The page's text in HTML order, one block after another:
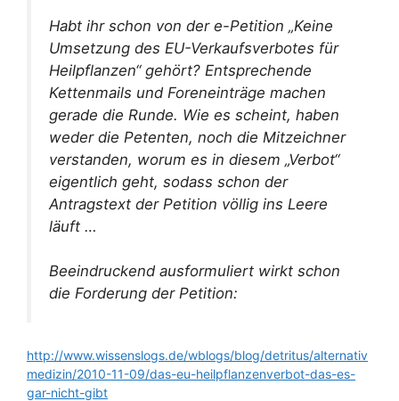
Habt ihr schon von der e-Petition „Keine
Umsetzung des EU-Verkaufsverbotes für
Heilpflanzen“ gehört? Entsprechende
Kettenmails und Foreneinträge machen
gerade die Runde. Wie es scheint, haben
weder die Petenten, noch die Mitzeichner
verstanden, worum es in diesem „Verbot“
eigentlich geht, sodass schon der
Antragstext der Petition völlig ins Leere
läuft …
Beeindruckend ausformuliert wirkt schon
die Forderung der Petition:
http://www.wissenslogs.de/wblogs/blog/detritus/alternativ
medizin/2010-11-09/das-eu-heilpflanzenverbot-das-es-
gar-nicht-gibt